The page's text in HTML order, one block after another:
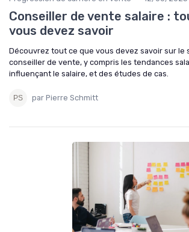
Conseiller de vente salaire :
vous devez savoir
Découvrez tout ce que vous devez savoir sur le
conseiller de vente, y compris les tendances
influençant le salaire, et des études de cas.
par Pierre Schmitt